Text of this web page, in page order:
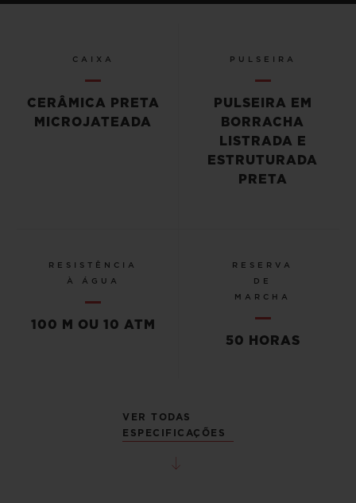
CAIXA
CERÂMICA PRETA
MICROJATEADA
PULSEIRA
PULSEIRA EM
BORRACHA
LISTRADA E
ESTRUTURADA
PRETA
RESISTÊNCIA
À ÁGUA
100 M OU 10 ATM
RESERVA
DE
MARCHA
50 HORAS
VER TODAS
ESPECIFICAÇÕES